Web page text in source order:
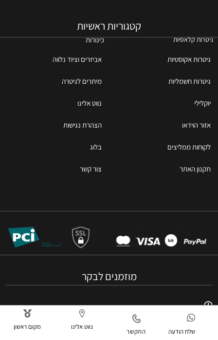
קטגוריות ראשיות
גיטרות קלאסיות כינורות
גיטרות אקוסטיות אביזרים וציוד נלווה
גיטרות חשמליות מיתרים לגיטרה
יוקלילי נווט אלינו
אזור הוידאו הצהרת נגישות
לקוחות ממליצים בלוג
תקנון האתר צור קשר
מוזמנים לבקר
שלח הודעה התקשר
נווט אלינו מקום ראשון